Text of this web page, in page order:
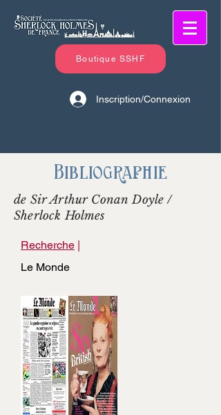
Boutique SSHF
Inscription/Connexion
Bibliographie
de Sir Arthur Conan Doyle /
Sherlock Holmes
Recherche |
Le Monde